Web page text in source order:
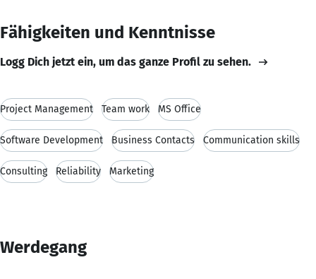
Fähigkeiten und Kenntnisse
Logg Dich jetzt ein, um das ganze Profil zu sehen.
Project Management Team work MS Office
Software Development Business Contacts Communication skills
Consulting Reliability Marketing
Werdegang